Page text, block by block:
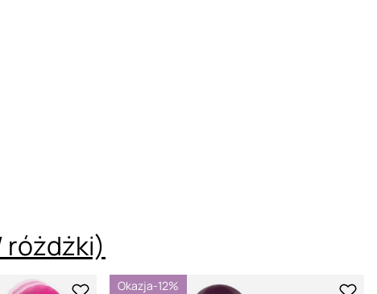
różdżki)
Okazja-12%